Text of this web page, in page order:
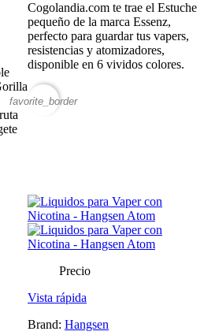
Cogolandia.com te trae el Estuche
pequeño de la marca Essenz,
perfecto para guardar tus vapers,
resistencias y atomizadores,
disponible en 6 vividos colores.
favorite_border
Precio
Vista rápida
Brand: Hangsen